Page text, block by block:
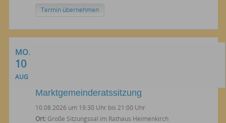
Termin übernehmen
MO.
10
AUG
Marktgemeinderatssitzung
10.08.2026 um 19:30 Uhr bis 21:00 Uhr
Ort: Große Sitzungssal im Rathaus Heimenkirch